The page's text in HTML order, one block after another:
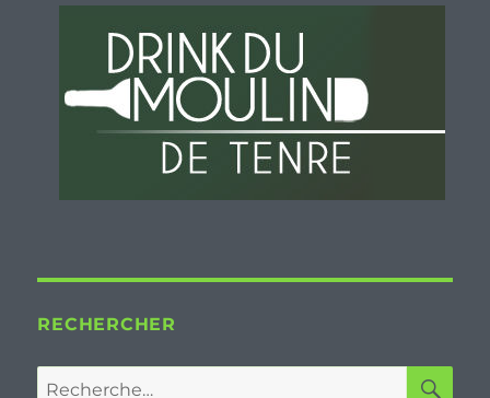
RECHERCHER
Recherche